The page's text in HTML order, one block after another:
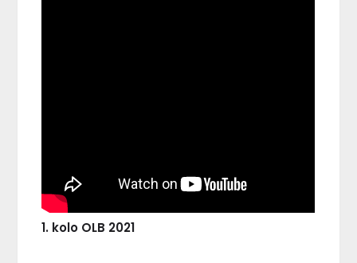
1. kolo OLB 2021